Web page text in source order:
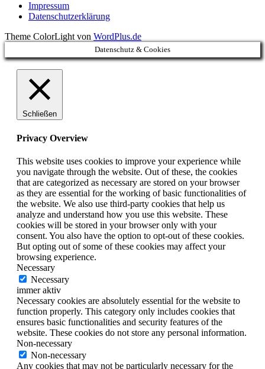
Impressum
Datenschutzerklärung
Theme ColorLight von WordPlus.de
Datenschutz & Cookies
Schließen
Privacy Overview
This website uses cookies to improve your experience while
you navigate through the website. Out of these, the cookies
that are categorized as necessary are stored on your browser
as they are essential for the working of basic functionalities of
the website. We also use third-party cookies that help us
analyze and understand how you use this website. These
cookies will be stored in your browser only with your
consent. You also have the option to opt-out of these cookies.
But opting out of some of these cookies may affect your
browsing experience.
Necessary
Necessary
immer aktiv
Necessary cookies are absolutely essential for the website to
function properly. This category only includes cookies that
ensures basic functionalities and security features of the
website. These cookies do not store any personal information.
Non-necessary
Non-necessary
Any cookies that may not be particularly necessary for the